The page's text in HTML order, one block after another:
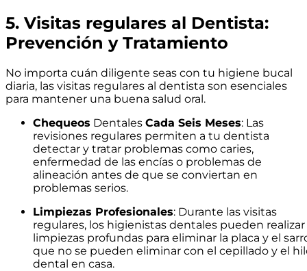
5. Visitas regulares al Dentista:
Prevención y Tratamiento
No importa cuán diligente seas con tu higiene bucal
diaria, las visitas regulares al dentista son esenciales
para mantener una buena salud oral.
Chequeos Dentales Cada Seis Meses: Las
revisiones regulares permiten a tu dentista
detectar y tratar problemas como caries,
enfermedad de las encías o problemas de
alineación antes de que se conviertan en
problemas serios.
Limpiezas Profesionales: Durante las visitas
regulares, los higienistas dentales pueden realizar
limpiezas profundas para eliminar la placa y el
que no se pueden eliminar con el cepillado y el
dental en casa.